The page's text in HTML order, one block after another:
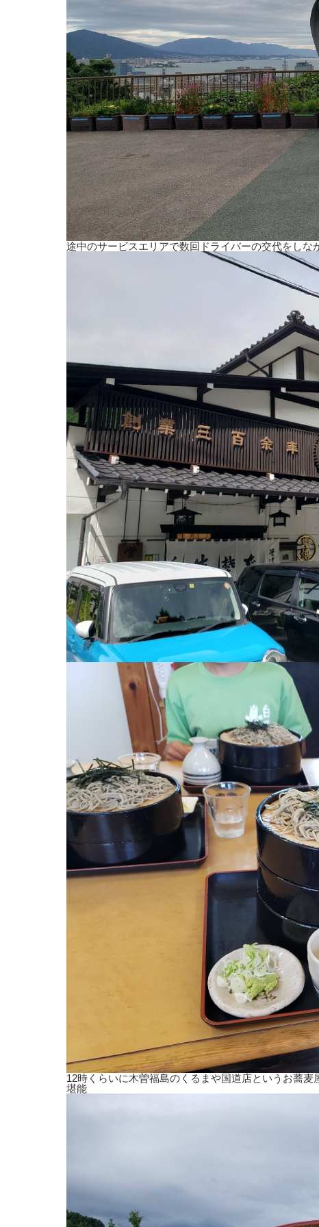
途中のサービスエリアで数回ドライバーの交代をしな
12時くらいに木曽福島のくるまや国道店というお蕎
堪能